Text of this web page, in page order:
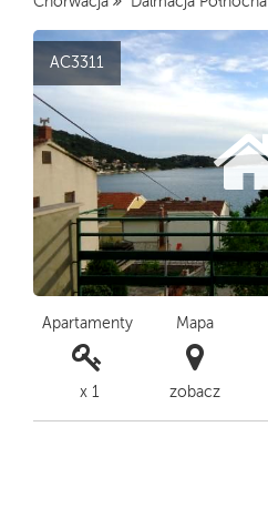
AC3311
Apartamenty
x 1
Mapa
zobacz